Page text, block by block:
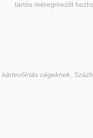
tartós méregmezőt
kártevőirtás cégeknek,